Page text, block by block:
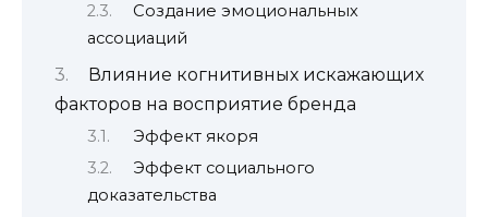
Создание эмоциональных
ассоциаций
Влияние когнитивных искажающих
факторов на восприятие бренда
Эффект якоря
Эффект социального
доказательства